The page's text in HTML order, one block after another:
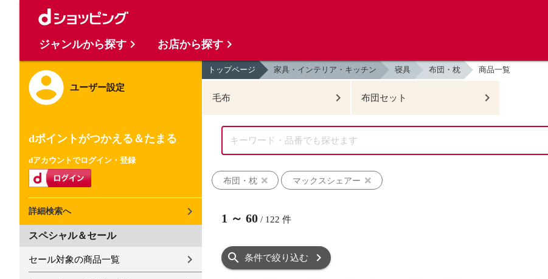
ユーザー設定
dポイントがつかえる＆たまる
dアカウントでログイン・登録
詳細検索へ
スペシャル＆セール
セール対象の商品一覧
トップページ 家具・インテリア・キッチン 寝具 布団・枕 商品一覧
毛布 布団セット
布団・枕 マックスシェアー
1 ～ 60 / 122 件
条件で絞り込む
ジャンルから探す お店から探す